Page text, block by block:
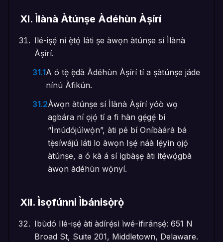
XI. Ìlànà Àtúnṣe Àdéhùn Àṣírí
Ilé-iṣẹ́ ní ẹ̀tọ́ láti ṣe àwọn àtúnṣe sí Ìlànà
Àṣírí.
31.1A ó tẹ̀ ẹ̀dà Àdéhùn Àṣírí tí a ṣàtúnṣe jáde
nínú Àfikún.
31.2Àwọn àtúnṣe sí Ìlànà Àṣírí yóò wọ
agbára ní ọjọ́ tí a fi hàn gẹ́gẹ́ bí
“Ìmúdójúìwọ̀n”, àti pé bí Oníbàárà bá
tẹ̀síwájú láti lo àwọn Iṣẹ́ náà lẹ́yìn ọjọ́
àtúnṣe, a ó kà á sí ìgbàṣẹ àti ìtẹ́wọ́gbà
àwọn àdéhùn wọ̀nyí.
XII. Ìsọfúnni Ìbánisọ̀rọ̀
Ibùdó Ilé-iṣẹ́ àti àdírẹ́sì ìwé-ìfiránṣẹ́: 651 N
Broad St, Suite 201, Middletown, Delaware.